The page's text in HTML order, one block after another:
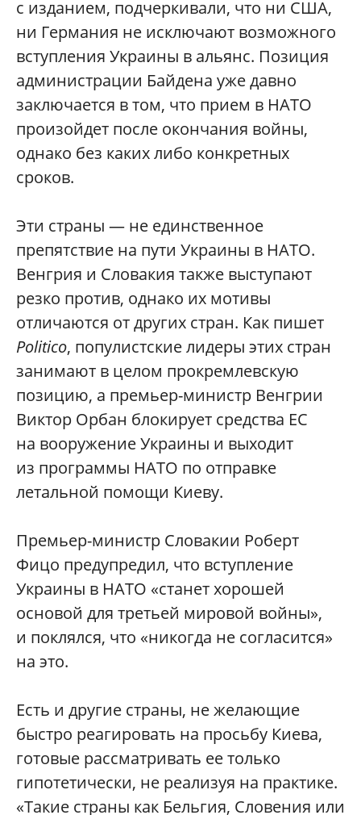
с изданием, подчеркивали, что ни США,
ни Германия не исключают возможного
вступления Украины в альянс. Позиция
администрации Байдена уже давно
заключается в том, что прием в НАТО
произойдет после окончания войны,
однако без каких либо конкретных
сроков.
Эти страны — не единственное
препятствие на пути Украины в НАТО.
Венгрия и Словакия также выступают
резко против, однако их мотивы
отличаются от других стран. Как пишет
Politico, популистские лидеры этих стран
занимают в целом прокремлевскую
позицию, а премьер-министр Венгрии
Виктор Орбан блокирует средства ЕС
на вооружение Украины и выходит
из программы НАТО по отправке
летальной помощи Киеву.
Премьер-министр Словакии Роберт
Фицо предупредил, что вступление
Украины в НАТО «станет хорошей
основой для третьей мировой войны»,
и поклялся, что «никогда не согласится»
на это.
Есть и другие страны, не желающие
быстро реагировать на просьбу Киева,
готовые рассматривать ее только
гипотетически, не реализуя на практике.
«Такие страны как Бельгия, Словения или